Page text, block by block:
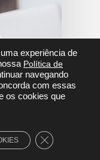
experiência de
Política de
navegando
com essas
os cookies que
Close GDPR